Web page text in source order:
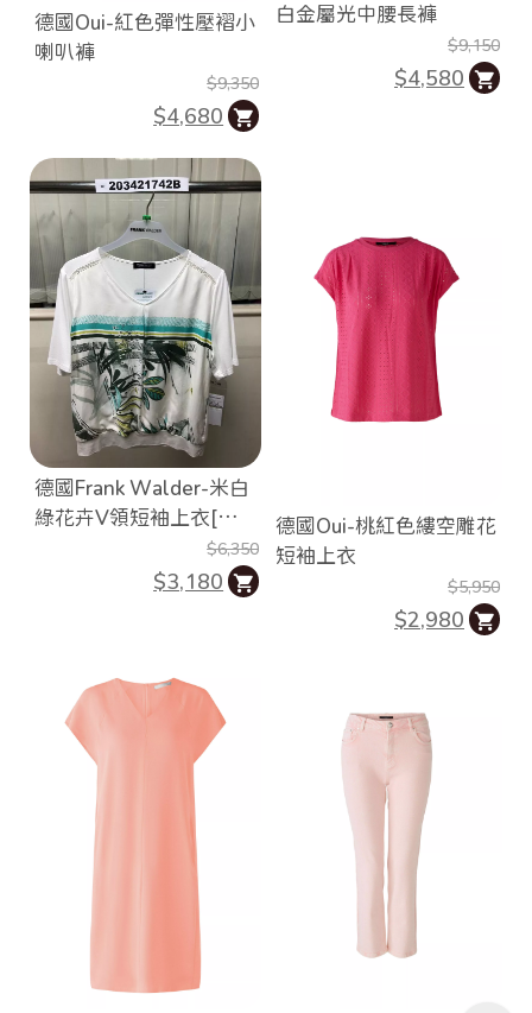
德國Oui-紅色彈性壓褶小
喇叭褲
$9,350
$4,680
白金屬光中腰長褲
$9,150
$4,580
德國Frank Walder-米白
綠花卉V領短袖上衣[歐
$6,350
$3,180
德國Oui-桃紅色縷空雕花
短袖上衣
$5,950
$2,980